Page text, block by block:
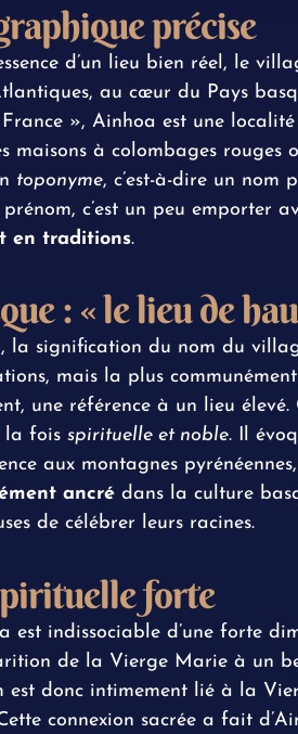
précise
d’un lieu bien réel, le
au cœur du Pays
», Ainhoa est une
maisons à colombages rouges
toponyme, c’est-à-dire un nom
c’est un peu emporter
en traditions.
: « le lieu de
la signification du nom du
mais la plus
une référence à un lieu élevé.
la fois spirituelle et noble. Il
aux montagnes
ancré dans la culture
de célébrer leurs racines.
forte
est indissociable d’une forte
de la Vierge Marie à un
donc intimement lié à la
connexion sacrée a fait